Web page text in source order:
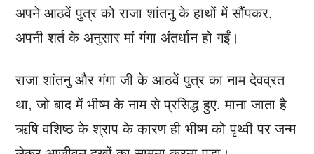
अपने आठवें पुत्र को राजा शांतनु के हाथों में सौंपकर,
अपनी शर्त के अनुसार मां गंगा अंतर्धान हो गईं।
राजा शांतनु और गंगा जी के आठवें पुत्र का नाम देवव्रत
था, जो बाद में भीष्म के नाम से प्रसिद्ध हुए. माना जाता है
ऋषि वशिष्ठ के श्राप के कारण ही भीष्म को पृथ्वी पर जन्म